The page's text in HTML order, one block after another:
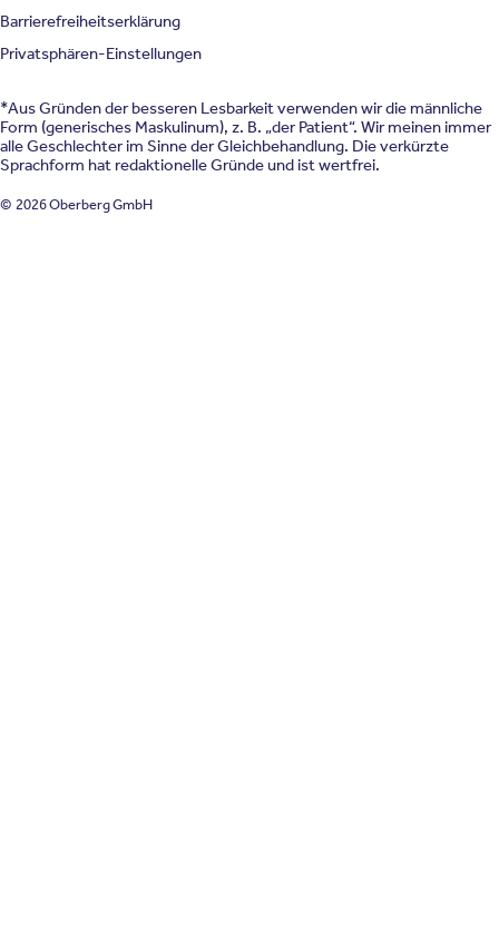
Barrierefreiheitserklärung
Privatsphären-Einstellungen
*Aus Gründen der besseren Lesbarkeit verwenden wir die männliche
Form (generisches Maskulinum), z. B. „der Patient“. Wir meinen immer
alle Geschlechter im Sinne der Gleichbehandlung. Die verkürzte
Sprachform hat redaktionelle Gründe und ist wertfrei.
© 2026 Oberberg GmbH